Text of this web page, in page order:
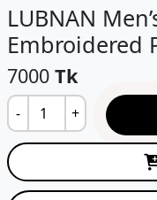
LUBNAN
Embroidered
7000 Tk
- +